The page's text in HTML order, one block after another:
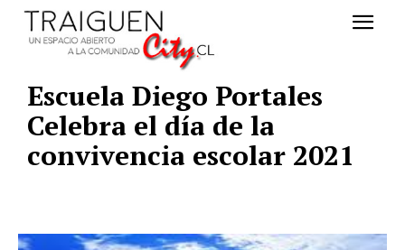
Escuela Diego Portales
Celebra el día de la
convivencia escolar 2021